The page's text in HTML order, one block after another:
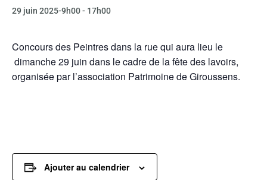
29 juin 2025-9h00- 17h00
Concours des Peintres dans la rue qui aura lieu le
dimanche 29 juin dans le cadre de la fête des lavoirs,
organisée par l’association Patrimoine de Giroussens.
Ajouter au calendrier